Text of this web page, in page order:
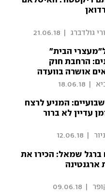
גולדברג 21.06.18
הבית"
הרחבת חוק
אושרה בוועדה
18.06.18
המניע לרצח
עדיין לא ברור
12.06.18
ברגל שמאל: הכירו את
ארגנטינה
09.06.18